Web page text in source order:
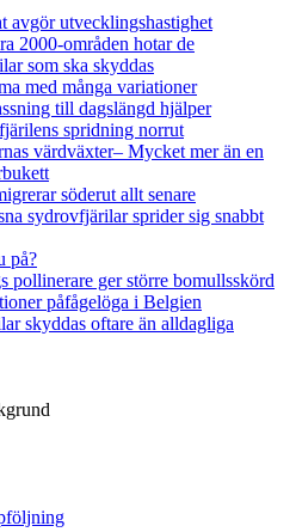
avgör utvecklingshastighet
2000-områden hotar de
som ska skyddas
med många variationer
till dagslängd hjälper
spridning norrut
värdväxter– Mycket mer än en
söderut allt senare
sydrovfjärilar sprider sig snabbt
på?
pollinerare ger större bomullsskörd
påfågelöga i Belgien
skyddas oftare än alldagliga